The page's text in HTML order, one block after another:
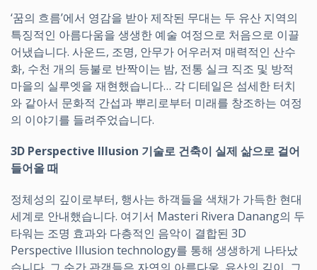
‘꿈의 흐름’에서 영감을 받아 제작된 무대는 두 유산 지역의
특징적인 아름다움을 생생한 예술 여정으로 처음으로 이끌
어냈습니다. 사운드, 조명, 안무가 어우러져 매력적인 산수
화, 수천 개의 등불로 반짝이는 밤, 전통 실크 직조 및 방적
마을의 실루엣을 재현했습니다… 각 디테일은 섬세한 터치
와 같아서 문화적 간섭과 뿌리로부터 미래를 창조하는 여정
의 이야기를 들려주었습니다.
3D Perspective Illusion 기술로 건축이 실제 삶으로 걸어
들어올 때
정체성의 깊이로부터, 행사는 하객들을 색채가 가득한 현대
세계로 안내했습니다. 여기서 Masteri Rivera Danang의 두
타워는 조명 효과와 다층적인 음악이 결합된 3D
Perspective Illusion technology를 통해 생생하게 나타났